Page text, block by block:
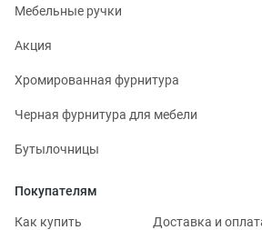
Мебельные ручки
Акция
Хромированная фурнитура
Черная фурнитура для мебели
Бутылочницы
Покупателям
Как купить Доставка и